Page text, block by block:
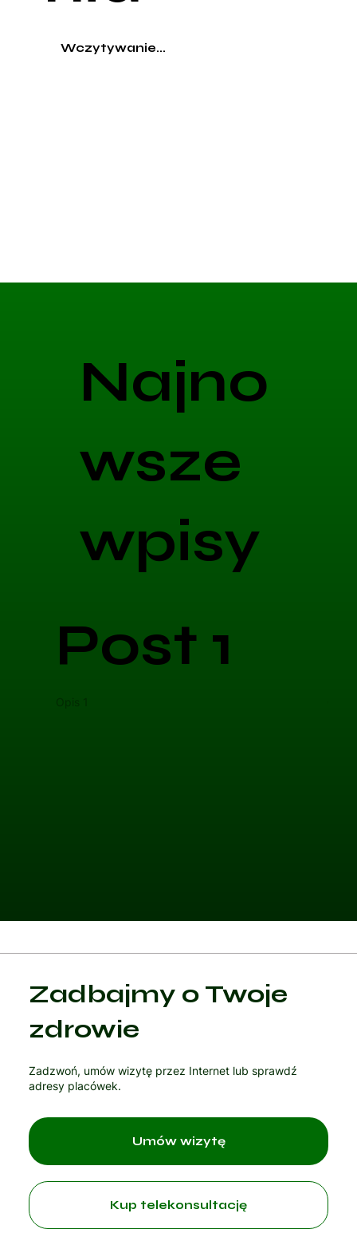
Wczytywanie...
Najno
wsze
wpisy
Post 1
Opis 1
Zadbajmy o Twoje
zdrowie
Zadzwoń, umów wizytę przez Internet lub sprawdź
adresy placówek.
Kup telekonsultację
Umów wizytę